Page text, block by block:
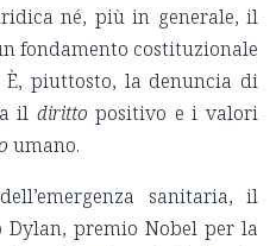
né, più in generale, il
fondamento costituzionale
È, piuttosto, la denuncia di
il diritto positivo e i valori
umano.
sanitaria, il
Dylan, premio Nobel per la